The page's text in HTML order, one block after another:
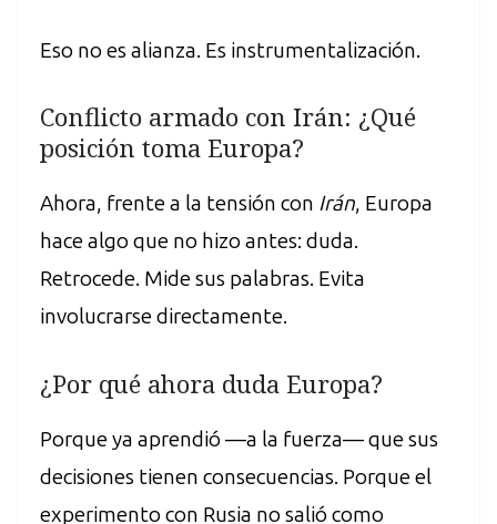
Eso no es alianza. Es instrumentalización.
Conflicto armado con Irán: ¿Qué
posición toma Europa?
Ahora, frente a la tensión con Irán, Europa
hace algo que no hizo antes: duda.
Retrocede. Mide sus palabras. Evita
involucrarse directamente.
¿Por qué ahora duda Europa?
Porque ya aprendió —a la fuerza— que sus
decisiones tienen consecuencias. Porque el
experimento con Rusia no salió como